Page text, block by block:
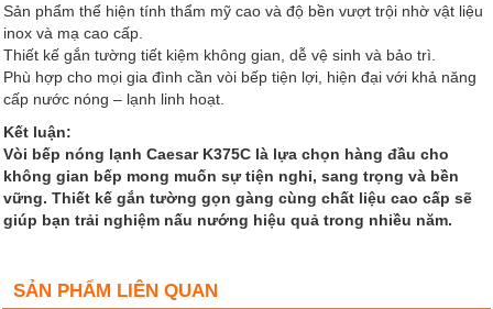
Sản phẩm thể hiện tính thẩm mỹ cao và độ bền vượt trội nhờ vật liệu
inox và mạ cao cấp.
Thiết kế gắn tường tiết kiệm không gian, dễ vệ sinh và bảo trì.
Phù hợp cho mọi gia đình cần vòi bếp tiện lợi, hiện đại với khả năng
cấp nước nóng – lạnh linh hoạt.
Kết luận:
Vòi bếp nóng lạnh Caesar K375C là lựa chọn hàng đầu cho
không gian bếp mong muốn sự tiện nghi, sang trọng và bền
vững. Thiết kế gắn tường gọn gàng cùng chất liệu cao cấp sẽ
giúp bạn trải nghiệm nấu nướng hiệu quả trong nhiều năm.
SẢN PHẨM LIÊN QUAN